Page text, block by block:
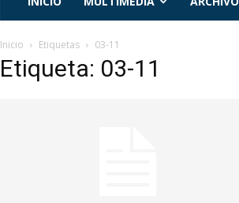
Inicio Etiquetas 03-11
Etiqueta: 03-11